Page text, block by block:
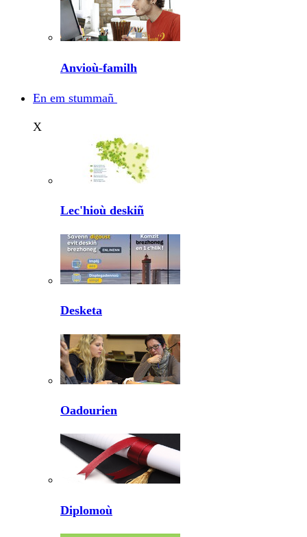
Anvioù-familh
En em stummañ
X
Lec'hioù deskiñ
Desketa
Oadourien
Diplomoù